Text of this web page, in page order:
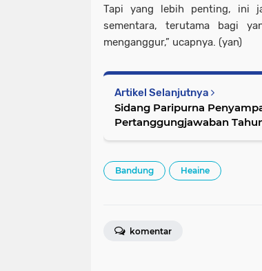
Tapi yang lebih penting, ini
sementara, terutama bagi
menganggur,” ucapnya. (yan)
Artikel Selanjutnya
Sidang Paripurna
Pertanggungjawaban
Bandung Heaine
komentar